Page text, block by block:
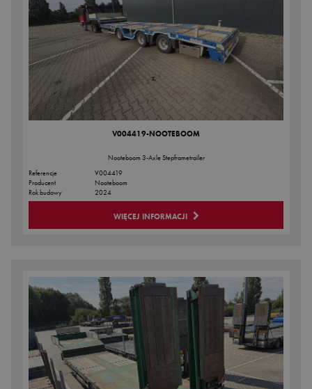
V004419-NOOTEBOOM
Nooteboom 3-Axle Stepframetrailer
Referencje
V004419
Producent
Nooteboom
Rok budowy
2024
WIĘCEJ INFORMACJI